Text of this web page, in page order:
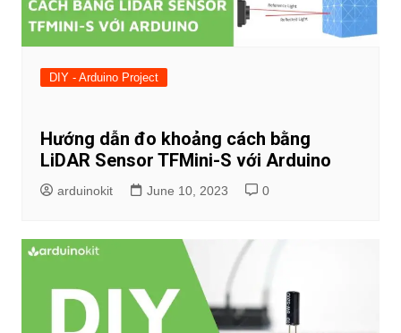
DIY - Arduino Project
Hướng dẫn đo khoảng cách bằng
LiDAR Sensor TFMini-S với Arduino
arduinokit June 10, 2023 0